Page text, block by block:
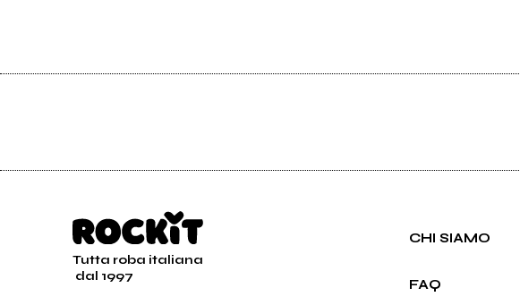
Tutta roba italiana
dal 1997
CHI SIAMO
FAQ